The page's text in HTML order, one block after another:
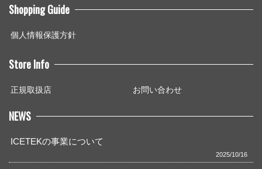
Shopping Guide
個人情報保護方針
Store Info
正規取扱店 お問い合わせ
NEWS
ICETEKの事業について
2025/10/16